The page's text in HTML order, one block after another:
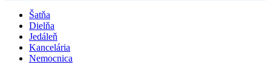
Šatňa
Dielňa
Jedáleň
Kancelária
Nemocnica